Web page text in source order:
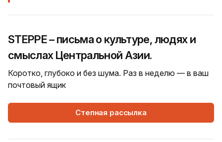
STEPPE – письма о культуре, людях и
смыслах Центральной Азии.
Коротко, глубоко и без шума. Раз в неделю — в ваш
почтовый ящик
Степная рассылка